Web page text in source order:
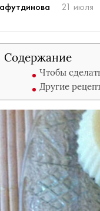
21 июля
Содержание
Чтобы
Другие